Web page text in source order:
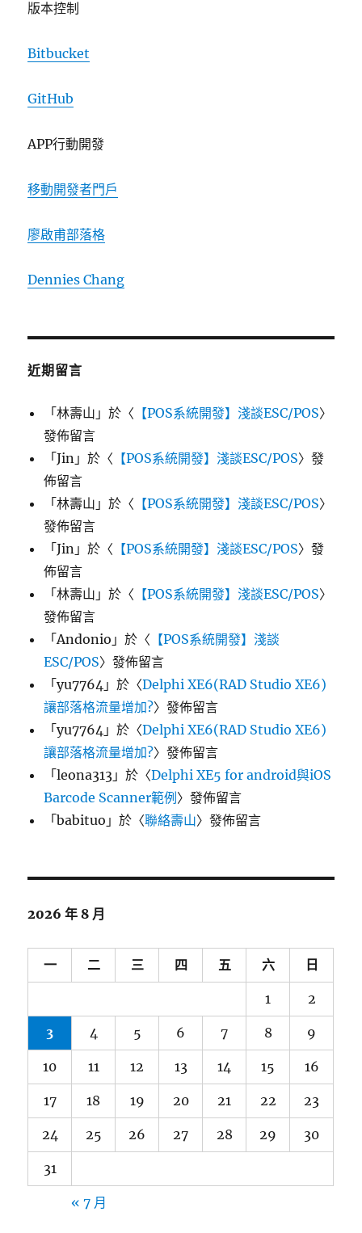
版本控制
Bitbucket
GitHub
APP行動開發
移動開發者門戶
廖啟甫部落格
Dennies Chang
近期留言
「林壽山 」於〈 【POS系統開發】淺談ESC/POS〉
發佈留言
「Jin 」於〈 【POS系統開發】淺談ESC/POS〉發
佈留言
「林壽山 」於〈 【POS系統開發】淺談ESC/POS〉
發佈留言
「Jin 」於〈 【POS系統開發】淺談ESC/POS〉發
佈留言
「林壽山 」於〈 【POS系統開發】淺談ESC/POS〉
發佈留言
「Andonio 」於〈 【POS系統開發】淺談
ESC/POS〉發佈留言
「yu7764 」於〈Delphi XE6(RAD Studio XE6)
讓部落格流量增加?〉發佈留言
「yu7764 」於〈Delphi XE6(RAD Studio XE6)
讓部落格流量增加?〉發佈留言
「leona313 」於〈Delphi XE5 for android與iOS
Barcode Scanner範例 〉發佈留言
「babituo 」於〈聯絡壽山〉發佈留言
2026 年 8 月
一 二 三 四 五 六 日
1 2
3 4 5 6 7 8 9
10 11 12 13 14 15 16
17 18 19 20 21 22 23
24 25 26 27 28 29 30
31
« 7 月